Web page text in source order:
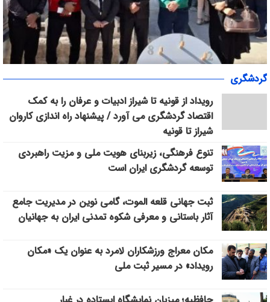
«سپاس» در میانرود شیراز طنین‌انداز شد/ هم‌افزایی ورزش، فرهنگ و
خدمات اجتماعی با حضور ۳۰۰ شهروند
گردشگری
رویداد از قونیه تا شیراز ادبیات و عرفان را به کمک
اقتصاد گردشگری می آورد / پیشنهاد راه اندازی کاروان
شیراز تا قونیه
تنوع فرهنگی، زیربنای هویت ملی و مزیت راهبردی
توسعه گردشگری ایران است
ثبت جهانی قلعه الموت، گامی نوین در مدیریت جامع
آثار باستانی و معرفی شکوه تمدنی ایران به جهانیان
مکان معراج ورزشکاران لامرد به عنوان یک «مکان
رویداد» در مسیر ثبت ملی